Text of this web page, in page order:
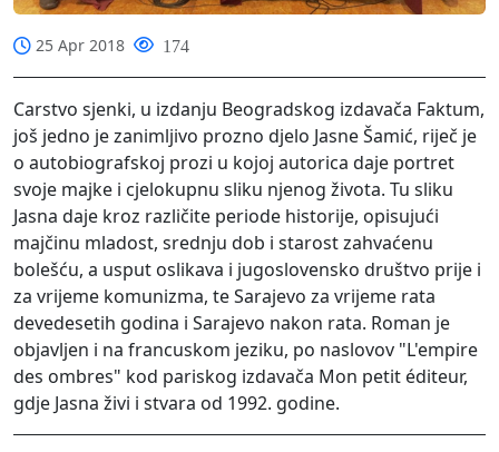
25 Apr 2018 174
Carstvo sjenki, u izdanju Beogradskog izdavača Faktum,
još jedno je zanimljivo prozno djelo Jasne Šamić, riječ je
o autobiografskoj prozi u kojoj autorica daje portret
svoje majke i cjelokupnu sliku njenog života. Tu sliku
Jasna daje kroz različite periode historije, opisujući
majčinu mladost, srednju dob i starost zahvaćenu
bolešću, a usput oslikava i jugoslovensko društvo prije i
za vrijeme komunizma, te Sarajevo za vrijeme rata
devedesetih godina i Sarajevo nakon rata. Roman je
objavljen i na francuskom jeziku, po naslovov "L'empire
des ombres" kod pariskog izdavača Mon petit éditeur,
gdje Jasna živi i stvara od 1992. godine.